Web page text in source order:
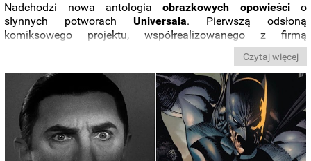
Nadchodzi nowa antologiaobrazkowych opowieścio
słynnych potworachUniversala. Pierwszą odsłoną
komiksowego projektu, współrealizowanego z firmą
Skybound Entertainment, jest nowa wersja„Draculi”.
prezentuje się
dzieło scenarzystyJamesa Tyniona IV(„Batman”, „Liga
Sprawiedliwości”) i rysownikaMartina Simmondsa
(„Departament prawdy”).
Czytaj więcej